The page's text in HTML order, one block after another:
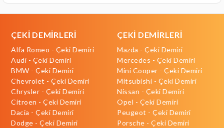
ÇEKİ DEMİRLERİ
Alfa Romeo - Çeki Demiri
Audi - Çeki Demiri
BMW - Çeki Demiri
Chevrolet - Çeki Demiri
Chrysler - Çeki Demiri
Citroen - Çeki Demiri
Dacia - Çeki Demiri
Dodge - Çeki Demiri
ÇEKİ DEMİRLERİ
Mazda - Çeki Demiri
Mercedes - Çeki Demiri
Mini Cooper - Çeki Demiri
Mitsubishi - Çeki Demiri
Nissan - Çeki Demiri
Opel - Çeki Demiri
Peugeot - Çeki Demiri
Porsche - Çeki Demiri